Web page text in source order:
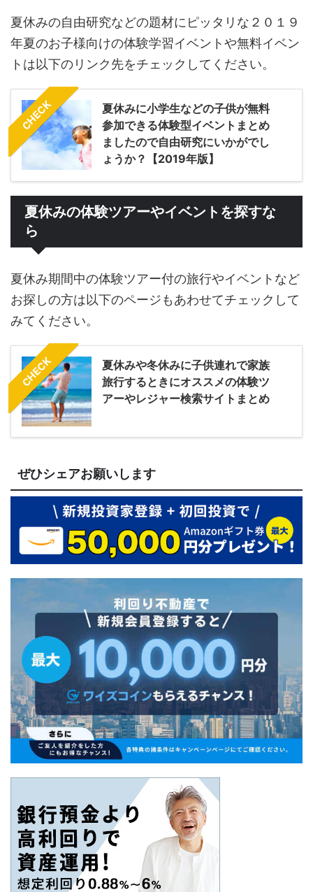
夏休みの自由研究などの題材にピッタリな２０１９
年夏のお子様向けの体験学習イベントや無料イベン
トは以下のリンク先をチェックしてください。
CHECK
夏休みに小学生などの子供が無料
参加できる体験型イベントまとめ
ましたので自由研究にいかがでし
ょうか？【2019年版】
夏休みの体験ツアーやイベントを探すな
ら
夏休み期間中の体験ツアー付の旅行やイベントなど
お探しの方は以下のページもあわせてチェックして
みてください。
CHECK
夏休みや冬休みに子供連れで家族
旅行するときにオススメの体験ツ
アーやレジャー検索サイトまとめ
ぜひシェアお願いします